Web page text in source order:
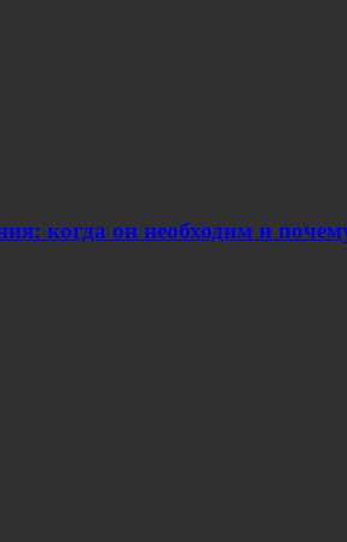
когда он необходим и